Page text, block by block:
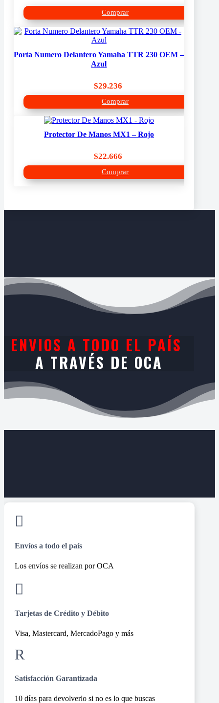
Comprar
Porta Numero Delantero Yamaha TTR 230 OEM –
Azul
$29.236
Comprar
Protector De Manos MX1 – Rojo
$22.666
Comprar
ENVIOS A TODO EL PAÍS
A TRAVÉS DE OCA

Envíos a todo el país
Los envíos se realizan por OCA

Tarjetas de Crédito y Débito
Visa, Mastercard, MercadoPago y más
R
Satisfacción Garantizada
10 días para devolverlo si no es lo que buscas